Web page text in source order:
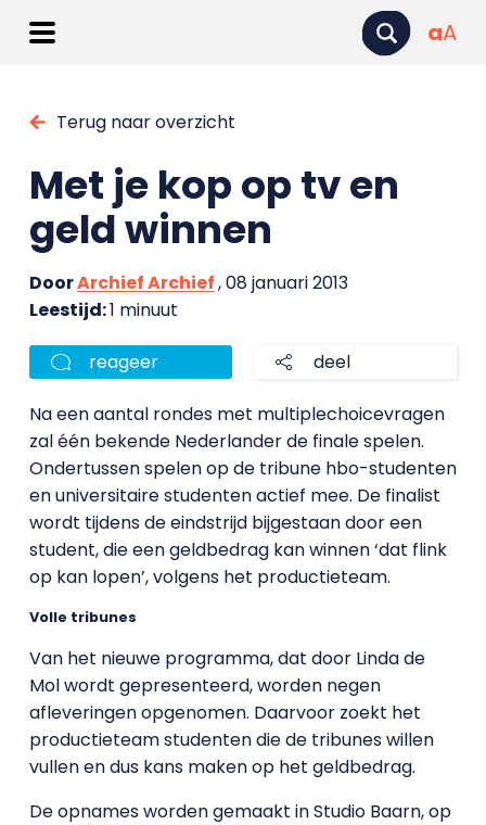
aA
Terug naar overzicht
Met je kop op tv en
geld winnen
DoorArchief Archief, 08 januari 2013
Leestijd:1 minuut
reageer deel
Na een aantal rondes met multiplechoicevragen
zal één bekende Nederlander de finale spelen.
Ondertussen spelen op de tribune hbo-studenten
en universitaire studenten actief mee. De finalist
wordt tijdens de eindstrijd bijgestaan door een
student, die een geldbedrag kan winnen ‘dat flink
op kan lopen’, volgens het productieteam.
Volle tribunes
Van het nieuwe programma, dat door Linda de
Mol wordt gepresenteerd, worden negen
afleveringen opgenomen. Daarvoor zoekt het
productieteam studenten die de tribunes willen
vullen en dus kans maken op het geldbedrag.
De opnames worden gemaakt in Studio Baarn, op